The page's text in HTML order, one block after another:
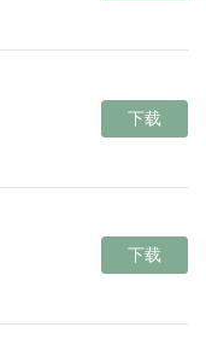
下载
下载